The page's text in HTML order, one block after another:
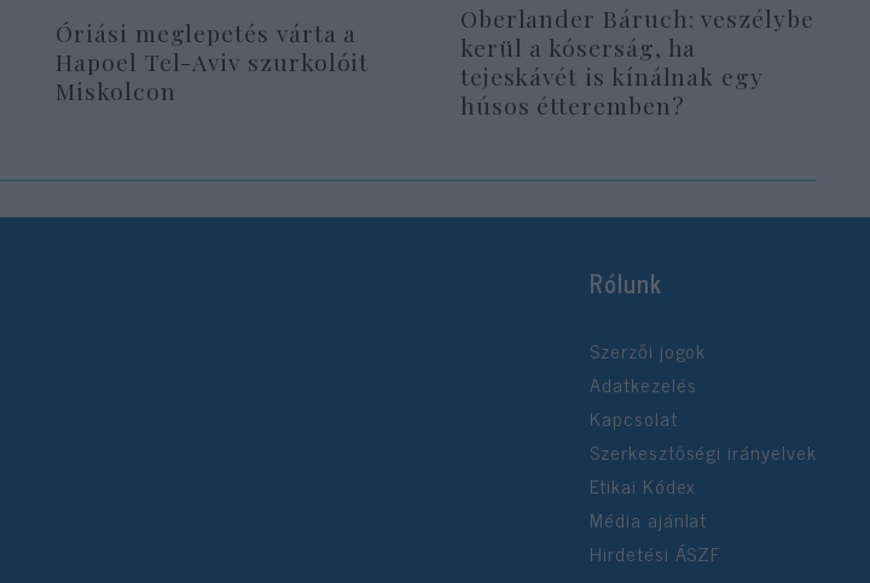
Óriási meglepetés várta a
Hapoel Tel-Aviv szurkolóit
Miskolcon
Oberlander Báruch: veszélybe
kerül a kóserság, ha
tejeskávét is kínálnak egy
húsos étteremben?
Rólunk
Szerzői jogok
Adatkezelés
Kapcsolat
Szerkesztőségi irányelvek
Etikai Kódex
Média ajánlat
Hirdetési ÁSZF